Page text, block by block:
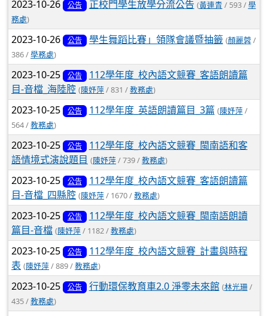
2023-10-26 公告 正校門學生放學分流公告 (黃連青 / 593 /學
務處)
2023-10-26 公告 學生舞蹈比賽」領隊會議暨抽籤 (顏麗蓉/
386 /學務處)
2023-10-25 公告
112學年度_校內語文競賽_客語朗讀篇
目-音檔_海陸腔 (陳妤萍/ 831 /教務處)
2023-10-25 公告 112學年度_英語朗讀篇目_3篇 (陳妤萍/
564 /教務處)
2023-10-25 公告
112學年度_校內語文競賽_閩南語和客
語情境式演說題目 (陳妤萍/ 739 /教務處)
2023-10-25 公告
112學年度_校內語文競賽_客語朗讀篇
目-音檔_四縣腔 (陳妤萍/ 1670 /教務處)
2023-10-25 公告
112學年度_校內語文競賽_閩南語朗讀
篇目-音檔 (陳妤萍/ 1182 /教務處)
2023-10-25 公告
112學年度_校內語文競賽_計畫與時程
表 (陳妤萍/ 889 /教務處)
2023-10-25 公告 行動環保教育車2.0 淨零未來館 (林光珊/
435 /教務處)